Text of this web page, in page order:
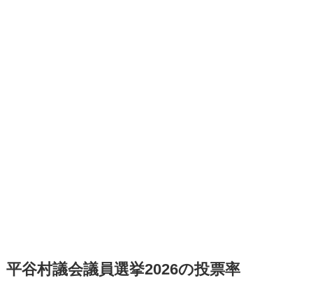
平谷村議会議員選挙2026の投票率